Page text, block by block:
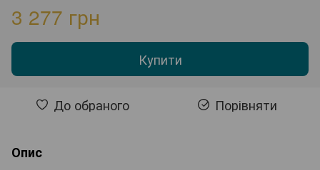
3 277 грн
Купити
До обраного Порівняти
Опис